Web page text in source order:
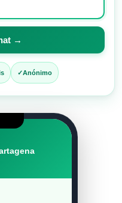
→
Anónimo